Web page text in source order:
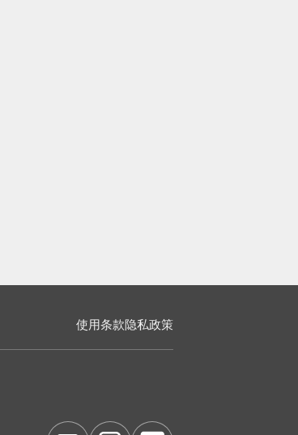
使用条款隐私政策